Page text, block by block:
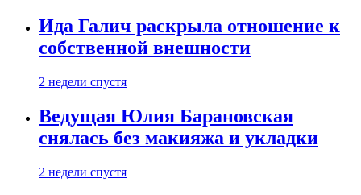
Ида Галич раскрыла отношение к
собственной внешности
2 недели спустя
Ведущая Юлия Барановская
снялась без макияжа и укладки
2 недели спустя